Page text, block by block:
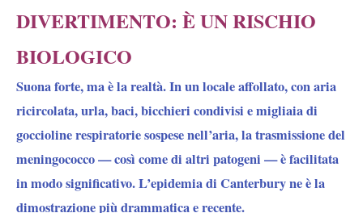
DIVERTIMENTO: È UN RISCHIO
BIOLOGICO
Suona forte, ma è la realtà. In un locale affollato, con aria
ricircolata, urla, baci, bicchieri condivisi e migliaia di
goccioline respiratorie sospese nell’aria, la trasmissione del
meningococco — così come di altri patogeni — è facilitata
in modo significativo. L’epidemia di Canterbury ne è la
dimostrazione più drammatica e recente.